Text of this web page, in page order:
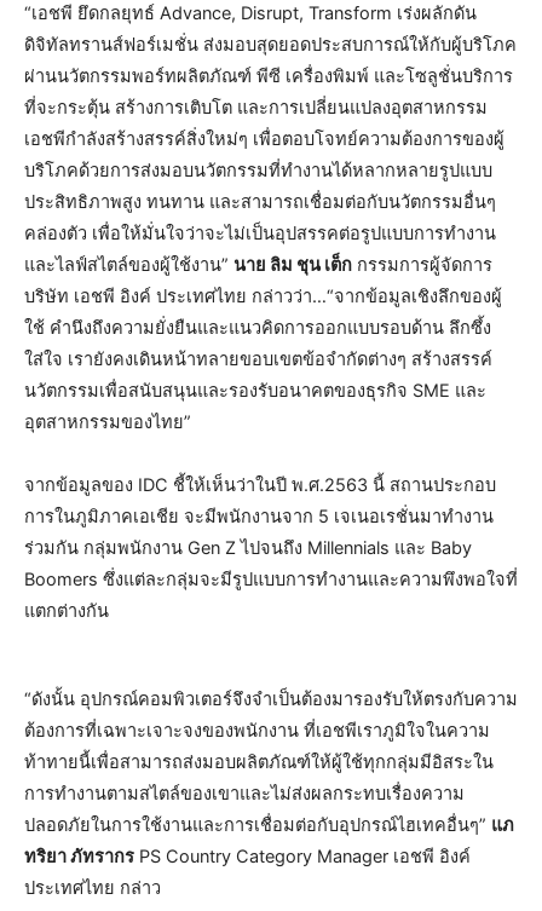
“เอชพี ยึดกลยุทธ์ Advance, Disrupt, Transform เร่งผลักดัน
ดิจิทัลทรานส์ฟอร์เมชั่น ส่งมอบสุดยอดประสบการณ์ให้กับผู้บริโภค
ผ่านนวัตกรรมพอร์ทผลิตภัณฑ์ พีซี เครื่องพิมพ์ และโซลูชั่นบริการ
ที่จะกระตุ้น สร้างการเติบโต และการเปลี่ยนแปลงอุตสาหกรรม
เอชพีกำลังสร้างสรรค์สิ่งใหม่ๆ เพื่อตอบโจทย์ความต้องการของผู้
บริโภคด้วยการส่งมอบนวัตกรรมที่ทำงานได้หลากหลายรูปแบบ
ประสิทธิภาพสูง ทนทาน และสามารถเชื่อมต่อกับนวัตกรรมอื่นๆ
คล่องตัว เพื่อให้มั่นใจว่าจะไม่เป็นอุปสรรคต่อรูปแบบการทำงาน
และไลฟ์สไตล์ของผู้ใช้งาน” นาย ลิม ชุน เต็ก กรรมการผู้จัดการ
บริษัท เอชพี อิงค์ ประเทศไทย กล่าวว่า…“จากข้อมูลเชิงลึกของผู้
ใช้ คำนึงถึงความยั่งยืนและแนวคิดการออกแบบรอบด้าน ลึกซึ้ง
ใส่ใจ เรายังคงเดินหน้าทลายขอบเขตข้อจำกัดต่างๆ สร้างสรรค์
นวัตกรรมเพื่อสนับสนุนและรองรับอนาคตของธุรกิจ SME และ
อุตสาหกรรมของไทย”
จากข้อมูลของ IDC ชี้ให้เห็นว่าในปี พ.ศ.2563 นี้ สถานประกอบ
การในภูมิภาคเอเชีย จะมีพนักงานจาก 5 เจเนอเรชั่นมาทำงาน
ร่วมกัน กลุ่มพนักงาน Gen Z ไปจนถึง Millennials และ Baby
Boomers ซึ่งแต่ละกลุ่มจะมีรูปแบบการทำงานและความพึงพอใจที่
แตกต่างกัน
“ดังนั้น อุปกรณ์คอมพิวเตอร์จึงจำเป็นต้องมารองรับให้ตรงกับความ
ต้องการที่เฉพาะเจาะจงของพนักงาน ที่เอชพีเราภูมิใจในความ
ท้าทายนี้เพื่อสามารถส่งมอบผลิตภัณฑ์ให้ผู้ใช้ทุกกลุ่มมีอิสระใน
การทำงานตามสไตล์ของเขาและไม่ส่งผลกระทบเรื่องความ
ปลอดภัยในการใช้งานและการเชื่อมต่อกับอุปกรณ์ไฮเทคอื่นๆ” แภ
ทริยา ภัทรากร PS Country Category Manager เอชพี อิงค์
ประเทศไทย กล่าว